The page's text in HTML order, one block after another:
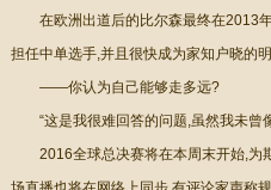
在欧洲出道后的比尔森最终在2013
担任中单选手,并且很快成为家知户晓的
——你认为自己能够走多远?
“这是我很难回答的问题,虽然我未
2016全球总决赛将在本周末开始,为